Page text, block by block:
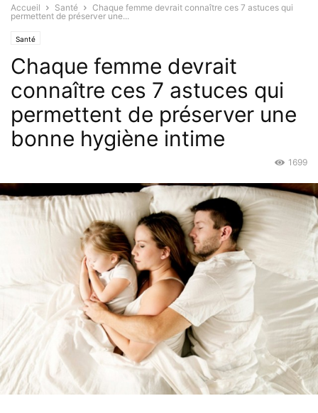
Accueil Santé
Chaque femme devrait connaître ces 7 astuces qui
permettent de préserver une...
Santé
Chaque femme devrait
connaître ces 7 astuces qui
permettent de préserver une
bonne hygiène intime
1699